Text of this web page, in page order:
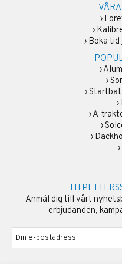
›
›
› Boka
›
›
›
›
›A-
›
›
›
TH
Anmäl dig till vårt
erbjudanden,